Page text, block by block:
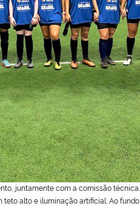
juntamente com a comissão
alto e iluminação artificial. Ao